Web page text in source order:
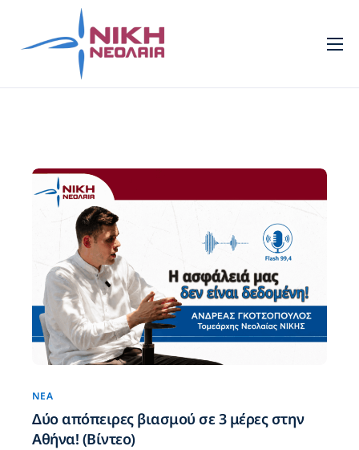
Πολιτισμός
Επικοινωνία
ΝΈΑ
Δύο απόπειρες βιασμού σε 3 μέρες στην
Αθήνα! (Βίντεο)